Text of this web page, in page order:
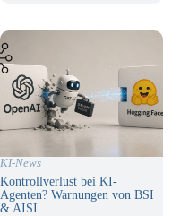
KI-News
Kontrollverlust bei KI-
Agenten? Warnungen von BSI
& AISI